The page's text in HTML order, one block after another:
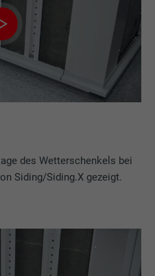
des Wetterschenkels bei
Siding/Siding.X gezeigt.